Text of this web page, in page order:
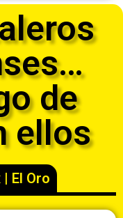
de
ellos
| El Oro